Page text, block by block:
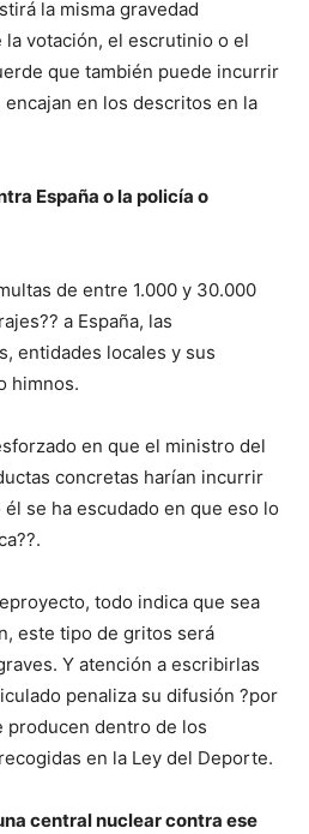
la misma gravedad
votación, el escrutinio o el
que también puede incurrir
en los descritos en la
España o la policía o
de entre 1.000 y 30.000
a España, las
entidades locales y sus
himnos.
en que el ministro del
concretas harían incurrir
se ha escudado en que eso lo
todo indica que sea
este tipo de gritos será
Y atención a escribirlas
penaliza su difusión ?por
producen dentro de los
en la Ley del Deporte.
central nuclear contra ese